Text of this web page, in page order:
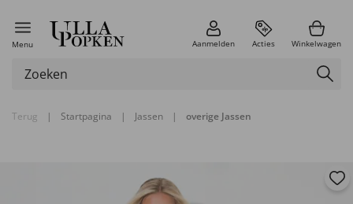
Menu Aanmelden Acties Winkelwagen
Terug | Startpagina | Jassen | overige Jassen